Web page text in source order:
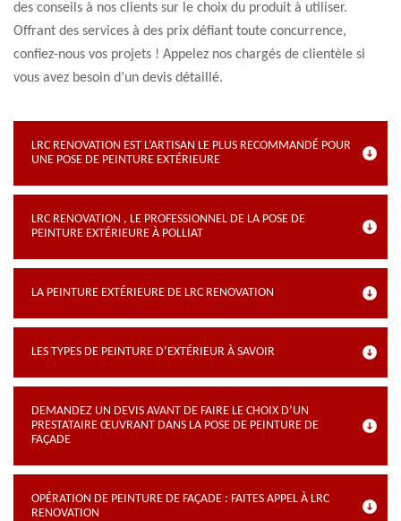
des conseils à nos clients sur le choix du produit à utiliser.
Offrant des services à des prix défiant toute concurrence,
confiez-nous vos projets ! Appelez nos chargés de clientèle si
vous avez besoin d’un devis détaillé.
LRC RENOVATION EST L’ARTISAN LE PLUS RECOMMANDÉ POUR
UNE POSE DE PEINTURE EXTÉRIEURE
LRC RENOVATION , LE PROFESSIONNEL DE LA POSE DE
PEINTURE EXTÉRIEURE À POLLIAT
LA PEINTURE EXTÉRIEURE DE LRC RENOVATION
LES TYPES DE PEINTURE D’EXTÉRIEUR À SAVOIR
DEMANDEZ UN DEVIS AVANT DE FAIRE LE CHOIX D’UN
PRESTATAIRE ŒUVRANT DANS LA POSE DE PEINTURE DE
FAÇADE
OPÉRATION DE PEINTURE DE FAÇADE : FAITES APPEL À LRC
RENOVATION